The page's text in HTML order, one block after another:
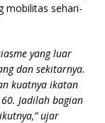
mobilitas sehari-
yang luar
dan sekitarnya.
kuatnya ikatan
Jadilah bagian
ujar